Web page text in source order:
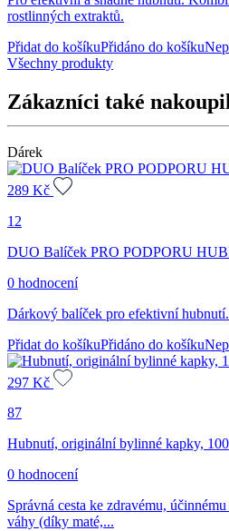
rostlinných extraktů.
Přidat do košíkuPřidáno do košíku
Všechny produkty
Zákazníci také
Dárek
289 Kč
12
DUO Balíček PRO PODPORU
0 hodnocení
Dárkový balíček pro efektivní hubnutí.
Přidat do košíkuPřidáno do košíku
297 Kč
87
Hubnutí, originální bylinné kapky,
0 hodnocení
Správná cesta ke zdravému,
váhy (díky maté,...